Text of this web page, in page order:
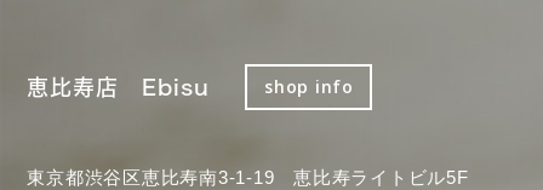
恵比寿店 Ebisu shop info
東京都渋谷区恵比寿南3-1-19 恵比寿ライトビル5F